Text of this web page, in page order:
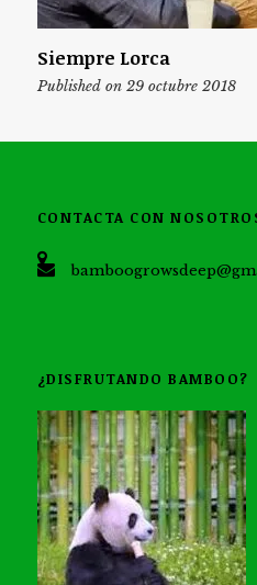
Siempre Lorca
Published on 29 octubre 2018
CONTACTA CON
¿DISFRUTANDO BAMBOO?